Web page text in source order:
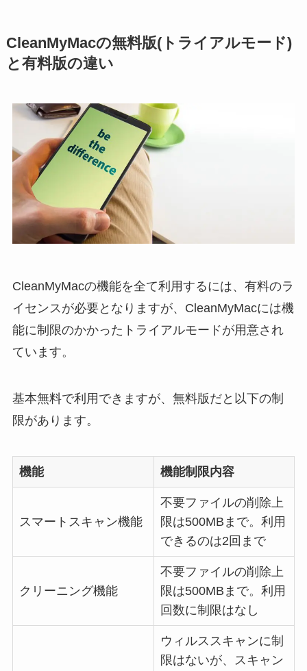
CleanMyMacの無料版(トライアルモード)
と有料版の違い
CleanMyMacの機能を全て利用するには、有料のラ
イセンスが必要となりますが、CleanMyMacには機
能に制限のかかったトライアルモードが用意され
ています。
基本無料で利用できますが、無料版だと以下の制
限があります。
機能 機能制限内容
スマートスキャン機能
不要ファイルの削除上
限は500MBまで。利用
できるのは2回まで
クリーニング機能
不要ファイルの削除上
限は500MBまで。利用
回数に制限はなし
ウィルススキャンに制
限はないが、スキャン